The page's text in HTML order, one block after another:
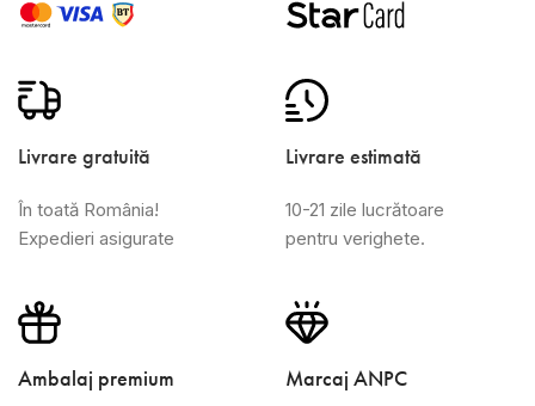
Livrare gratuită
În toată România!
Expedieri asigurate
Livrare estimată
10-21 zile lucrătoare
pentru verighete.
Ambalaj premium Marcaj ANPC